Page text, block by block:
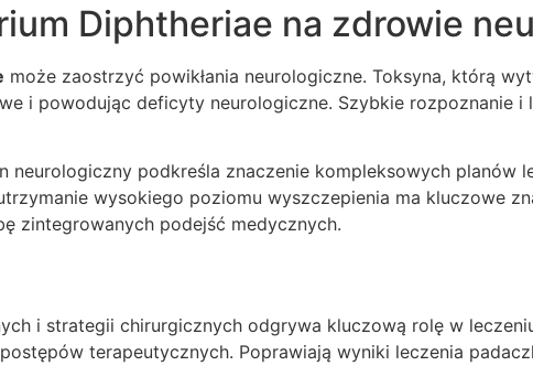
Diphtheriae na zdrowie
może zaostrzyć powikłania neurologiczne. Toksyna, którą
i powodując deficyty neurologiczne. Szybkie rozpoznanie
neurologiczny podkreśla znaczenie kompleksowych planów
wysokiego poziomu wyszczepienia ma kluczowe
zintegrowanych podejść medycznych.
i strategii chirurgicznych odgrywa kluczową rolę w
terapeutycznych. Poprawiają wyniki leczenia